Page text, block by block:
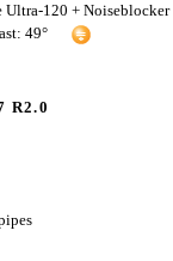
Ultra-120 + Noiseblocker
49°
R2.0